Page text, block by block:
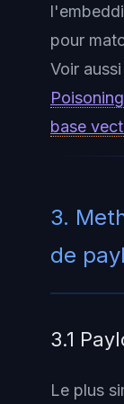
pour
Voir
Poisoning
base
3.
de
3.1
Le plus